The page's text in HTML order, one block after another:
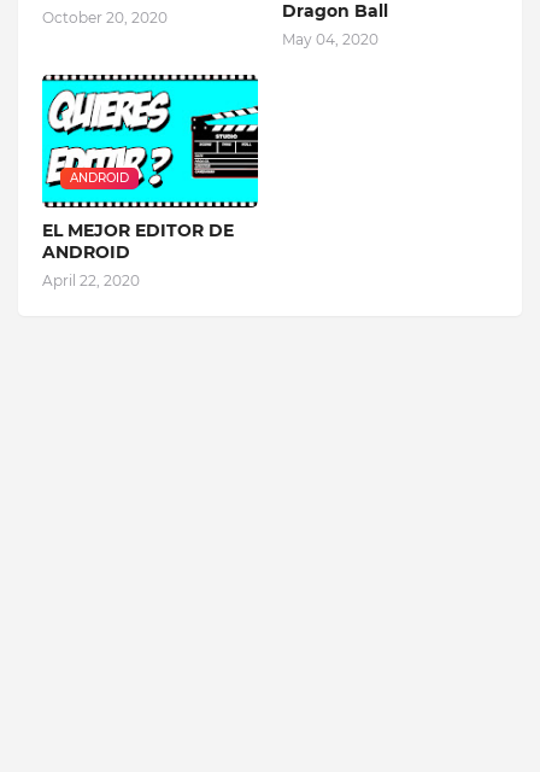
October 20, 2020
Dragon Ball
May 04, 2020
ANDROID
EL MEJOR EDITOR DE
ANDROID
April 22, 2020